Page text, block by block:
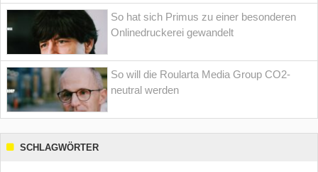
So hat sich Primus zu einer besonderen
Onlinedruckerei gewandelt
So will die Roularta Media Group CO2-
neutral werden
SCHLAGWÖRTER